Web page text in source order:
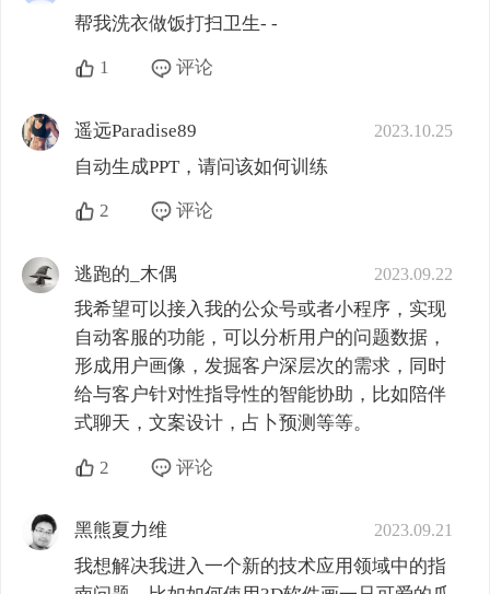
帮我洗衣做饭打扫卫生- -
1 评论
遥远Paradise89 2023.10.25
自动生成PPT，请问该如何训练
2 评论
逃跑的_木偶 2023.09.22
我希望可以接入我的公众号或者小程序，实现
自动客服的功能，可以分析用户的问题数据，
形成用户画像，发掘客户深层次的需求，同时
给与客户针对性指导性的智能协助，比如陪伴
式聊天，文案设计，占卜预测等等。
2 评论
黑熊夏力维 2023.09.21
我想解决我进入一个新的技术应用领域中的指